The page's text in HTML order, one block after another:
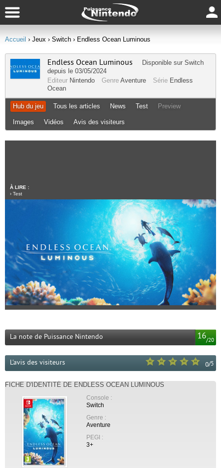
Accueil › Jeux › Switch › Endless Ocean Luminous
Endless Ocean Luminous Disponible sur Switch
depuis le 03/05/2024
Editeur Nintendo Genre Aventure Série Endless
Ocean
Hub du jeu Tous les articles News Test Preview
Images Vidéos Avis des visiteurs
À LIRE :
› Test
16/20
La note de Puissance Nintendo
0/5
L'avis des visiteurs
FICHE D'IDENTITÉ DE ENDLESS OCEAN LUMINOUS
Console :
Switch
Genre :
Aventure
PEGI :
3+